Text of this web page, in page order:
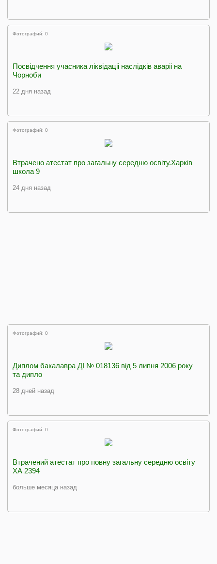
Фотографий: 0
Посвідчення учасника ліквідаціі наслідків аваріі на
Чорноби
22 дня назад
Фотографий: 0
Втрачено атестат про загальну середню освіту.Харків
школа 9
24 дня назад
Фотографий: 0
Диплом бакалавра ДІ № 018136 від 5 липня 2006 року
та дипло
28 дней назад
Фотографий: 0
Втрачений атестат про повну загальну середню освіту
ХА 2394
больше месяца назад